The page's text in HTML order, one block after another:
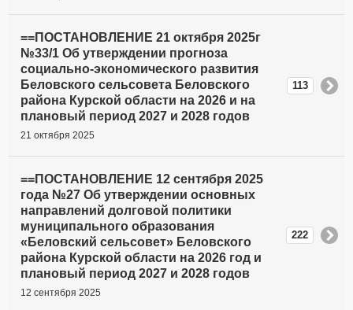
==ПОСТАНОВЛЕНИЕ 21 октября 2025г
№33/1 Об утверждении прогноза
социально-экономического развития
Беловского сельсовета Беловского
района Курской области на 2026 и на
плановый период 2027 и 2028 годов
21 октября 2025
113
==ПОСТАНОВЛЕНИЕ 12 сентября 2025
года №27 Об утверждении основных
направлений долговой политики
муниципального образования
«Беловский сельсовет» Беловского
района Курской области на 2026 год и
плановый период 2027 и 2028 годов
12 сентября 2025
222